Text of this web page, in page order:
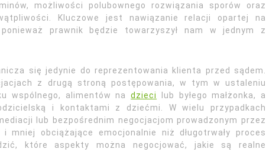
możliwości polubownego rozwiązania sporów oraz
Kluczowe jest nawiązanie relacji opartej na
prawnik będzie towarzyszył nam w jednym z
się jedynie do reprezentowania klienta przed sądem.
z drugą stroną postępowania, w tym w ustaleniu
wspólnego, alimentów nadzieci
lub byłego małżonka, a
i kontaktami z dziećmi. W wielu przypadkach
lub bezpośrednim negocjacjom prowadzonym przez
mniej obciążające emocjonalnie niż długotrwały proces
które aspekty można negocjować, jakie są realne